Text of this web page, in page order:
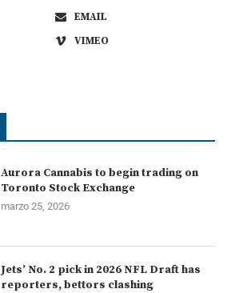
EMAIL
VIMEO
Aurora Cannabis to begin trading on
Toronto Stock Exchange
marzo 25, 2026
Jets’ No. 2 pick in 2026 NFL Draft has
reporters, bettors clashing